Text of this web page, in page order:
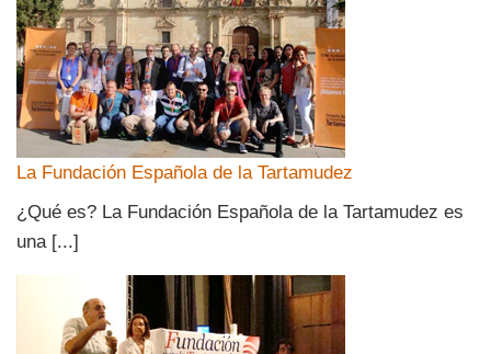
La Fundación Española de la Tartamudez
¿Qué es? La Fundación Española de la Tartamudez es
una [...]